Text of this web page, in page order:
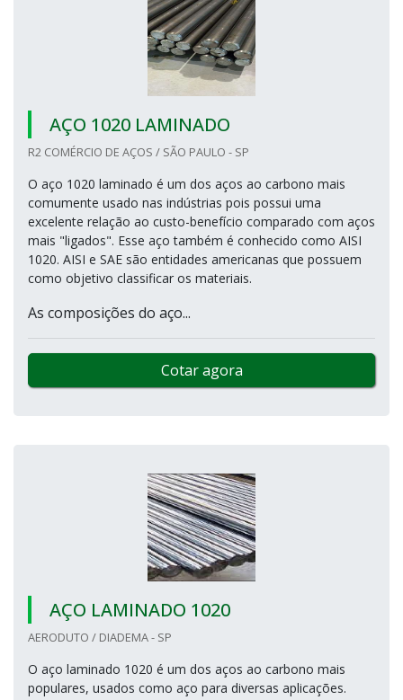
AÇO 1020 LAMINADO
R2 COMÉRCIO DE AÇOS / SÃO PAULO - SP
O aço 1020 laminado é um dos aços ao carbono mais
comumente usado nas indústrias pois possui uma
excelente relação ao custo-benefício comparado com aços
mais "ligados". Esse aço também é conhecido como AISI
1020. AISI e SAE são entidades americanas que possuem
como objetivo classificar os materiais.
As composições do aço...
Cotar agora
AÇO LAMINADO 1020
AERODUTO / DIADEMA - SP
O aço laminado 1020 é um dos aços ao carbono mais
populares, usados como aço para diversas aplicações.